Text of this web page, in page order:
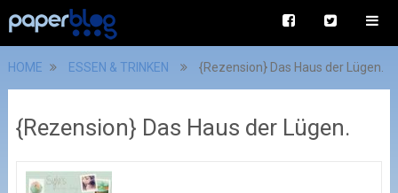
HOME ESSEN & TRINKEN {Rezension} Das Haus der Lügen.
{Rezension} Das Haus der Lügen.